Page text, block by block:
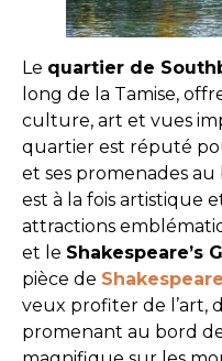
Le quartier de
long de la Tamise,
culture, art et vues
quartier est réputé
et ses promenades au
est à la fois artistique
attractions
et le Shakespeare’s
pièce de Shakespeare
veux profiter de l’art,
promenant au bord